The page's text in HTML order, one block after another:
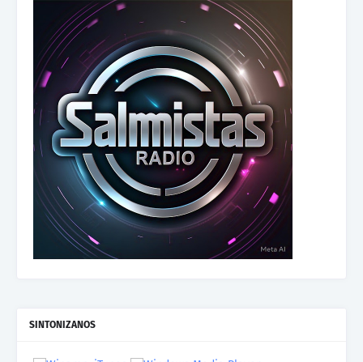
SINTONIZANOS